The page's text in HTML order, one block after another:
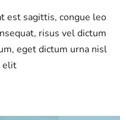
est sagittis, congue leo
risus vel dictum
eget dictum urna nisl
elit